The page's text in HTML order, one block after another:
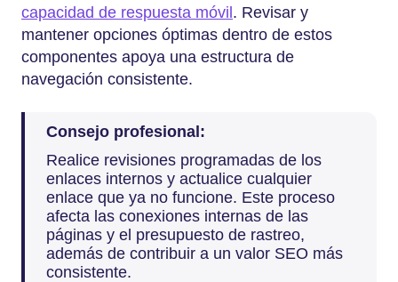
capacidad de respuesta móvil. Revisar y
mantener opciones óptimas dentro de estos
componentes apoya una estructura de
navegación consistente.
Consejo profesional:
Realice revisiones programadas de los
enlaces internos y actualice cualquier
enlace que ya no funcione. Este proceso
afecta las conexiones internas de las
páginas y el presupuesto de rastreo,
además de contribuir a un valor SEO más
consistente.